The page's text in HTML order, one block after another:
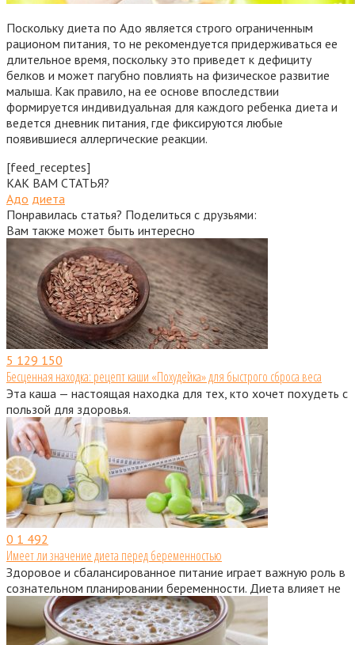
Поскольку диета по Адо является строго ограниченным
рационом питания, то не рекомендуется придерживаться ее
длительное время, поскольку это приведет к дефициту
белков и может пагубно повлиять на физическое развитие
малыша. Как правило, на ее основе впоследствии
формируется индивидуальная для каждого ребенка диета и
ведется дневник питания, где фиксируются любые
появившиеся аллергические реакции.
[feed_receptes]
КАК ВАМ СТАТЬЯ?
Адо диета
Понравилась статья? Поделиться с друзьями:
Вам также может быть интересно
5 129 150
Бесценная находка: рецепт каши «Похудейка» для быстрого сброса веса
Эта каша — настоящая находка для тех, кто хочет похудеть с
пользой для здоровья.
0 1 492
Имеет ли значение диета перед беременностью
Здоровое и сбалансированное питание играет важную роль в
сознательном планировании беременности. Диета влияет не